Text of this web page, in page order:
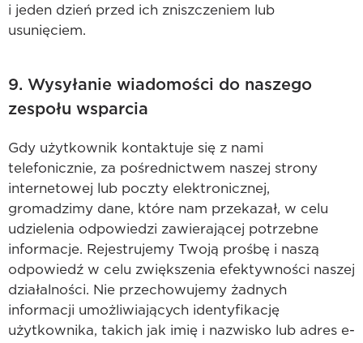
i jeden dzień przed ich zniszczeniem lub
usunięciem.
9. Wysyłanie wiadomości do naszego
zespołu wsparcia
Gdy użytkownik kontaktuje się z nami
telefonicznie, za pośrednictwem naszej strony
internetowej lub poczty elektronicznej,
gromadzimy dane, które nam przekazał, w celu
udzielenia odpowiedzi zawierającej potrzebne
informacje. Rejestrujemy Twoją prośbę i naszą
odpowiedź w celu zwiększenia efektywności naszej
działalności. Nie przechowujemy żadnych
informacji umożliwiających identyfikację
użytkownika, takich jak imię i nazwisko lub adres e-